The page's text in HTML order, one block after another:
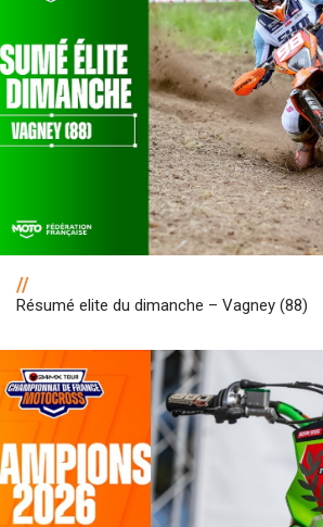
//
Résumé elite du dimanche – Vagney (88)